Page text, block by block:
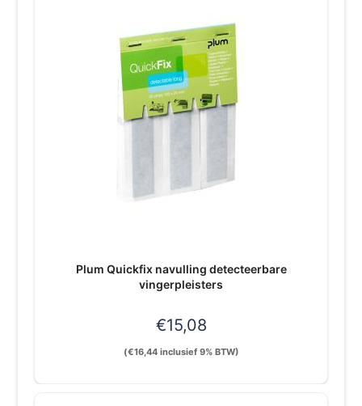
Plum Quickfix navulling detecteerbare
vingerpleisters
€15,08
(€16,44inclusief 9% BTW)